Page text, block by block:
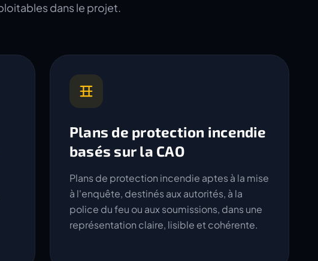
dans le projet.
Plans de protection incendie
basés sur la CAO
Plans de protection incendie aptes à la mise
à l'enquête, destinés aux autorités, à la
police du feu ou aux soumissions, dans une
représentation claire, lisible et cohérente.